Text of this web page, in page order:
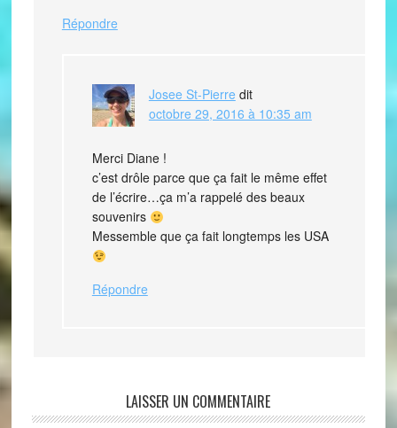
Répondre
Josee St-Pierre dit
octobre 29, 2016 à 10:35 am
Merci Diane !
c’est drôle parce que ça fait le même effet
de l’écrire…ça m’a rappelé des beaux
souvenirs
Messemble que ça fait longtemps les USA
Répondre
LAISSER UN COMMENTAIRE